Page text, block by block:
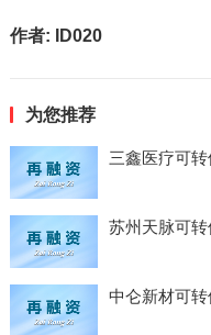
作者: ID020
为您推荐
三鑫医疗可
苏州天脉可
中仑新材可